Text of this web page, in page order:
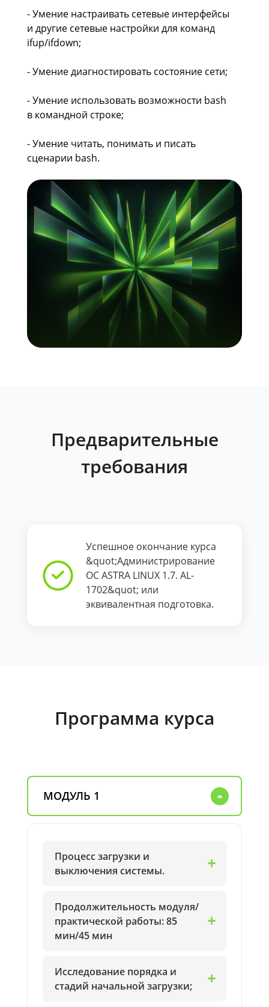
- Умение настраивать сетевые интерфейсы
и другие сетевые настройки для команд
ifup/ifdown;
- Умение диагностировать состояние сети;
- Умение использовать возможности bash
в командной строке;
- Умение читать, понимать и писать
сценарии bash.
Предварительные
требования
Успешное окончание курса
&quot;Администрирование
ОС ASTRA LINUX 1.7. AL-
1702&quot; или
эквивалентная подготовка.
Программа курса
МОДУЛЬ 1
Процесс загрузки и
выключения системы.
Продолжительность модуля/
практической работы: 85
мин/45 мин
Исследование порядка и
стадий начальной загрузки;